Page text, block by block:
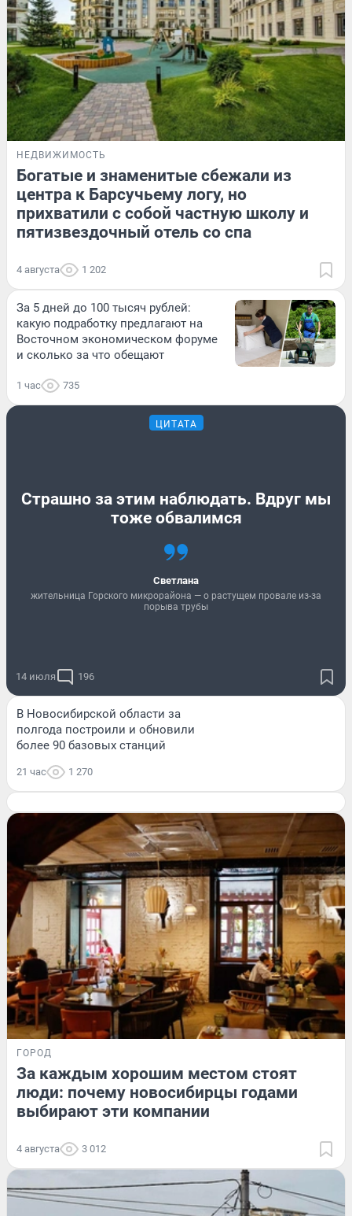
НЕДВИЖИМОСТЬ
Богатые и знаменитые сбежали из
центра к Барсучьему логу, но
прихватили с собой частную школу и
пятизвездочный отель со спа
4 августа 1 202
За 5 дней до 100 тысяч рублей:
какую подработку предлагают на
Восточном экономическом форуме
и сколько за что обещают
1 час 735
ЦИТАТА
Страшно за этим наблюдать. Вдруг мы
тоже обвалимся
Светлана
жительница Горского микрорайона — о растущем провале из-за
порыва трубы
14 июля 196
В Новосибирской области за
полгода построили и обновили
более 90 базовых станций
21 час 1 270
ГОРОД
За каждым хорошим местом стоят
люди: почему новосибирцы годами
выбирают эти компании
4 августа 3 012